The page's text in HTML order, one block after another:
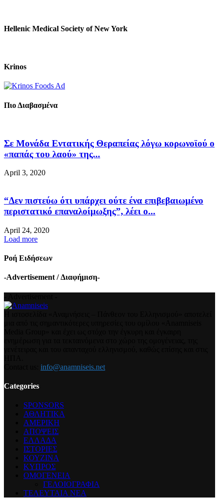
Hellenic Medical Society of New York
Krinos
Πιο Διαβασμένα
Σε Μονάδα Εντατικής Θεραπείας λόγω κορωνοϊού ο
«παπάς του λαού» της...
April 3, 2020
“Δεν πιστεύω ότι υπάρχει ούτε ένα επιβεβαιωμένο
περιστατικό επαναλοίμωξης”, λέει ο...
April 24, 2020
Load more
Ροή Ειδήσεων
-Advertisement / Διαφήμιση-
info@anamniseis.net
Categories
SPONSORS
ΑΘΛΗΤΙΚΑ
ΑΜΕΡΙΚΗ
ΑΠΟΨΕΙΣ
ΕΛΛΑΔΑ
ΙΣΤΟΡΙΕΣ
ΚΟΥΖΙΝΑ
ΚΥΠΡΟΣ
ΟΜΟΓΕΝΕΙΑ
ΓΕΛΟΙΟΓΡΑΦΙΑ
ΤΕΛΕΥΤΑΙΑ ΝΕΑ